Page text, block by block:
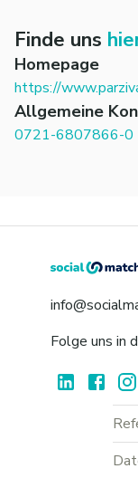
Finde uns
Homepage
https://
Allgemeine
0721-6807866-0
Folge uns in